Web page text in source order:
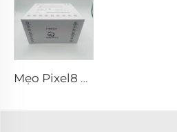
Mẹo Pixel8 RF